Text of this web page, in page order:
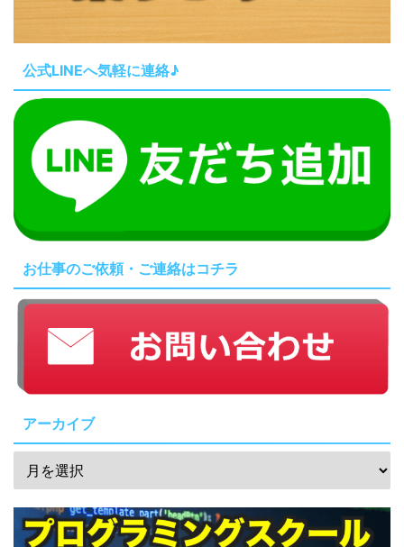
公式LINEへ気軽に連絡♪
お仕事のご依頼・ご連絡はコチラ
アーカイブ